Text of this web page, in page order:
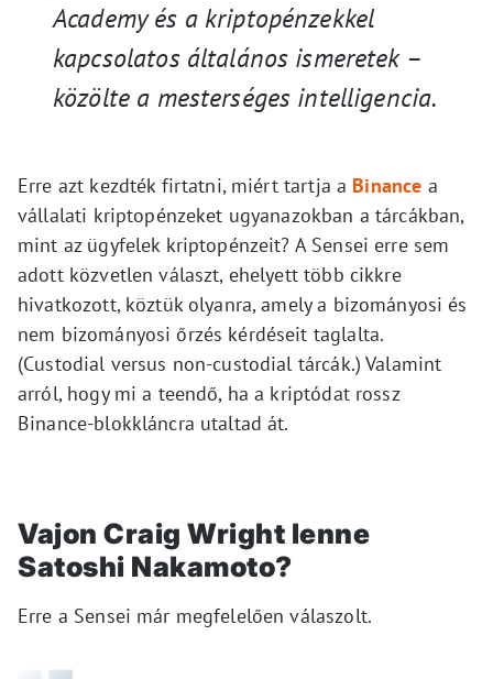
Academy és a kriptopénzekkel
kapcsolatos általános ismeretek –
közölte a mesterséges intelligencia.
Erre azt kezdték firtatni, miért tartja a Binance a
vállalati kriptopénzeket ugyanazokban a tárcákban,
mint az ügyfelek kriptopénzeit? A Sensei erre sem
adott közvetlen választ, ehelyett több cikkre
hivatkozott, köztük olyanra, amely a bizományosi és
nem bizományosi őrzés kérdéseit taglalta.
(Custodial versus non-custodial tárcák.) Valamint
arról, hogy mi a teendő, ha a kriptódat rossz
Binance-blokkláncra utaltad át.
Vajon Craig Wright lenne
Satoshi Nakamoto?
Erre a Sensei már megfelelően válaszolt.